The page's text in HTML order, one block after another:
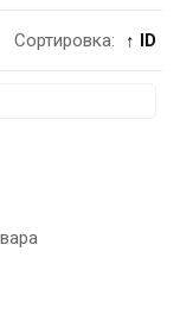
Сортировка: ↑ ID